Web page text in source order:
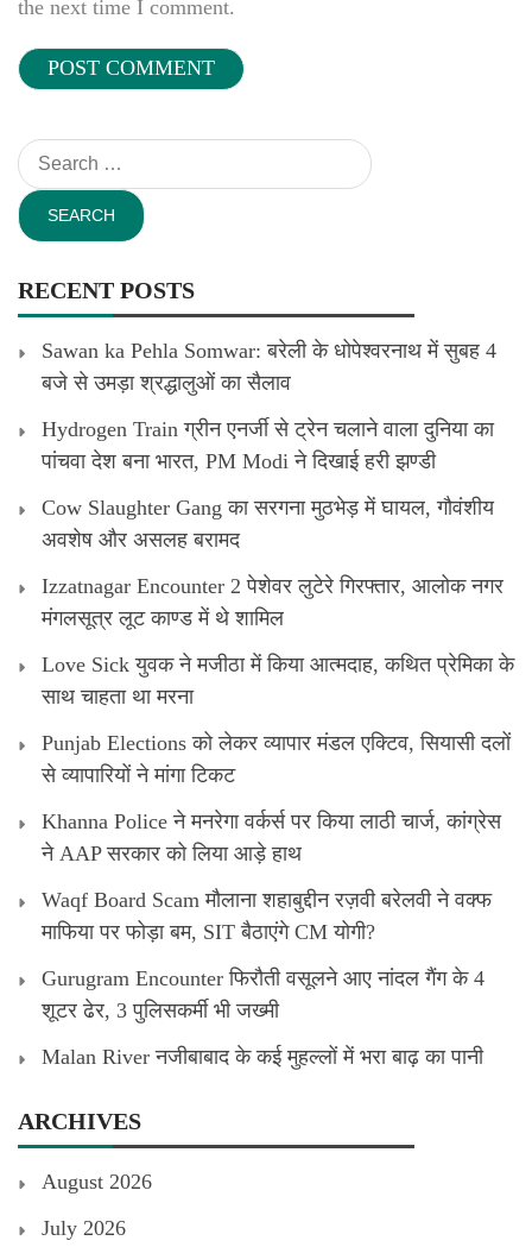
the next time I comment.
Search
for:
RECENT POSTS
Sawan ka Pehla Somwar: बरेली के धोपेश्वरनाथ में सुबह 4
बजे से उमड़ा श्रद्धालुओं का सैलाव
Hydrogen Train ग्रीन एनर्जी से ट्रेन चलाने वाला दुनिया का
पांचवा देश बना भारत, PM Modi ने दिखाई हरी झण्डी
Cow Slaughter Gang का सरगना मुठभेड़ में घायल, गौवंशीय
अवशेष और असलह बरामद
Izzatnagar Encounter 2 पेशेवर लुटेरे गिरफ्तार, आलोक नगर
मंगलसूत्र लूट काण्‍ड में थे शामिल
Love Sick युवक ने मजीठा में किया आत्मदाह, कथित प्रेमिका के
साथ चाहता था मरना
Punjab Elections को लेकर व्यापार मंडल एक्टिव, सियासी दलों
से व्यापारियों ने मांगा टिकट
Khanna Police ने मनरेगा वर्कर्स पर किया लाठी चार्ज, कांग्रेस
ने AAP सरकार को लिया आड़े हाथ
Waqf Board Scam मौलाना शहाबुद्दीन रज़वी बरेलवी ने वक्फ
माफिया पर फोड़ा बम, SIT बैठाएंगे CM योगी?
Gurugram Encounter फिरौती वसूलने आए नांदल गैंग के 4
शूटर ढेर, 3 पुलिसकर्मी भी जख्मी
Malan River नजीबाबाद के कई मुहल्लों में भरा बाढ़ का पानी
ARCHIVES
August 2026
July 2026